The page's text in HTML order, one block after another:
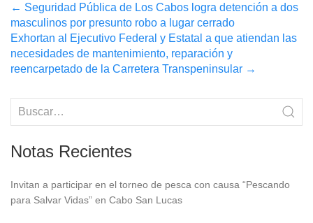
Post
navigation
← Seguridad Pública de Los Cabos logra detención a dos
masculinos por presunto robo a lugar cerrado
Exhortan al Ejecutivo Federal y Estatal a que atiendan las
necesidades de mantenimiento, reparación y
reencarpetado de la Carretera Transpeninsular →
Notas Recientes
Invitan a participar en el torneo de pesca con causa “Pescando
para Salvar Vidas” en Cabo San Lucas